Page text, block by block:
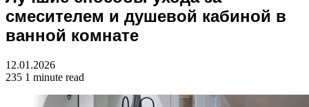
for
смесителем и душевой кабиной в
ванной комнате
12.01.2026
235 1 minute read